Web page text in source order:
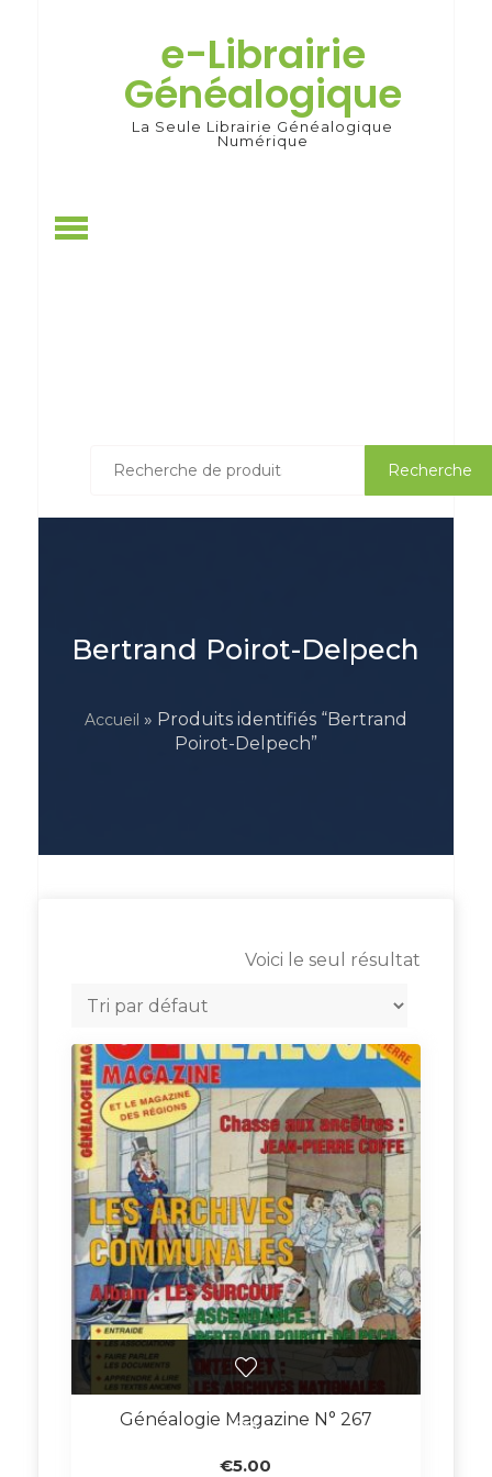
e-Librairie
Généalogique
La Seule Librairie Généalogique
Numérique
pour :
Recherche
Bertrand Poirot-Delpech
Accueil » Produits identifiés “Bertrand
Poirot-Delpech”
Voici le seul résultat
Généalogie Magazine N° 267
€5.00